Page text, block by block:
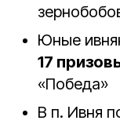
Юные
17
«Победа»
В п. Ивня